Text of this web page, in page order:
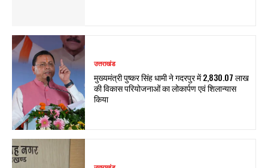
उत्तराखंड
मुख्यमंत्री पुष्कर सिंह धामी ने गदरपुर में ₹2,830.07 लाख
की विकास परियोजनाओं का लोकार्पण एवं शिलान्यास
किया